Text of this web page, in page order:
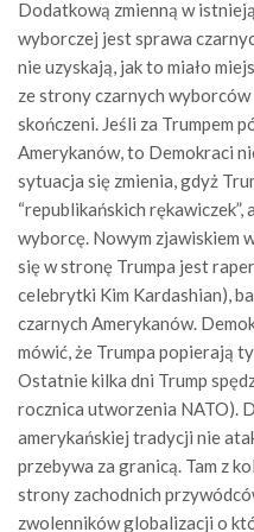
Dodatkową zmienną w
wyborczej jest sprawa
nie uzyskają, jak to miało
ze strony czarnych
skończeni. Jeśli za Trumpem
Amerykanów, to Demokraci
sytuacja się zmienia, gdyż
“republikańskich
wyborcę. Nowym zjawiskiem
się w stronę Trumpa jest
celebrytki Kim Kardashian),
czarnych Amerykanów.
mówić, że Trumpa popierają
Ostatnie kilka dni Trump
rocznica utworzenia NATO).
amerykańskiej tradycji nie
przebywa za granicą. Tam z
strony zachodnich
zwolenników globalizacji o